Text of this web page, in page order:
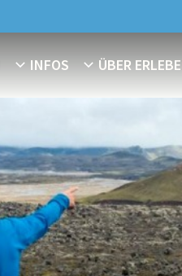
INFOS ÜBER ERLEBE